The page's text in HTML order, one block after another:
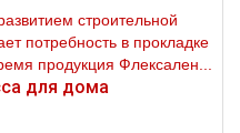
строительной
потребность в прокладке
продукция Флексален...